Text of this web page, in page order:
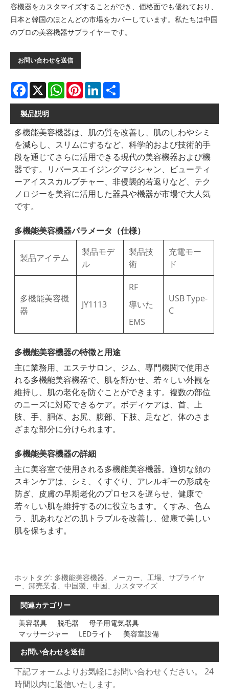
容機器をカスタマイズすることができ、価格面でも優れており、
日本と韓国のほとんどの市場をカバーしています。私たちは中国
のプロの美容機器サプライヤーです。
お問い合わせを送信
Facebook
X WhatsAppPinterestLinkedIn
製品説明
多機能美容機器は、肌の質を改善し、肌のしわやシミ
を減らし、スリムにするなど、科学的および技術的手
段を通じてさらに活用できる現代の美容機器および機
器です。リバースエイジングマジシャン、ビューティ
ーアイススカルプチャー、非侵襲的若返りなど、テク
ノロジーを美容に活用した器具や機器が市場で大人気
です。
多機能美容機器パラメータ（仕様）
製品アイテム
製品モデ
ル
製品技
術
充電モー
ド
多機能美容機
器
JY1113
RF
導いた
EMS
USB Type-
C
多機能美容機器の特徴と用途
主に業務用、エステサロン、ジム、専門機関で使用さ
れる多機能美容機器で、肌を輝かせ、若々しい外観を
維持し、肌の老化を防ぐことができます。複数の部位
のニーズに対応できるケア。ボディケアは、首、上
肢、手、胴体、お尻、腹部、下肢、足など、体のさま
ざまな部分に分けられます。
多機能美容機器の詳細
主に美容室で使用される多機能美容機器。適切な顔の
スキンケアは、シミ、くすぐり、アレルギーの形成を
防ぎ、皮膚の早期老化のプロセスを遅らせ、健康で
若々しい肌を維持するのに役立ちます。くすみ、色ム
ラ、肌あれなどの肌トラブルを改善し、健康で美しい
肌を保ちます。
ホットタグ: 多機能美容機器、メーカー、工場、サプライヤ
ー、卸売業者、中国製、中国、カスタマイズ
関連カテゴリー
美容器具
脱毛器
母子用電気器具
マッサージャー
LEDライト
美容室設備
お問い合わせを送信
下記フォームよりお気軽にお問い合わせください。 24
時間以内に返信いたします。